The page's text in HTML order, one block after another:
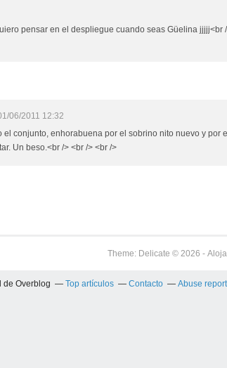
pensar en el despliegue cuando seas Güelina jjjjj<br
06/2011 12:32
el conjunto, enhorabuena por el sobrino nito nuevo y por
Un beso.<br /> <br /> <br />
Theme: Delicate © 2026 -
de Overblog Top artículos Contacto Abuse report